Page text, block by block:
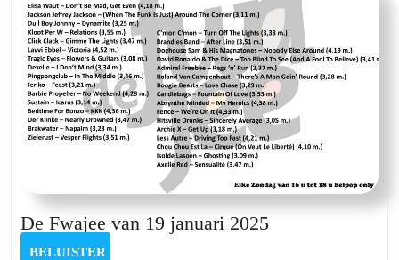
De Fwajee van 19 januari 2025De
BELUISTER